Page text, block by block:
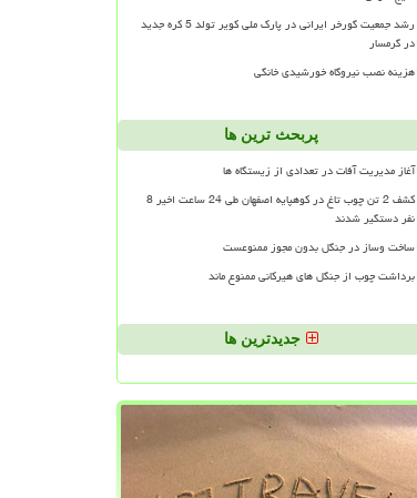
رشد جمعیت گورخر ایرانی در پارک ملی کویر تولد 5 کره جدید
در گرمسار
هزینه نصب نیروگاه خورشیدی خانگی
پربحث ترین ها
آغاز مدیریت آفات در تعدادی از زیستگاه ها
کشف 2 تن چوب تاغ در کوهپایه اصفهان طی 24 ساعت اخیر 8
نفر دستگیر شدند
ساخت وساز در جنگل بدون مجوز ممنوعست
برداشت چوب از جنگل های هیرکانی ممنوع ماند
جدیدترین ها